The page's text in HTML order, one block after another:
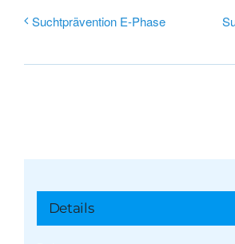
Suchtprävention E-Phase
Details